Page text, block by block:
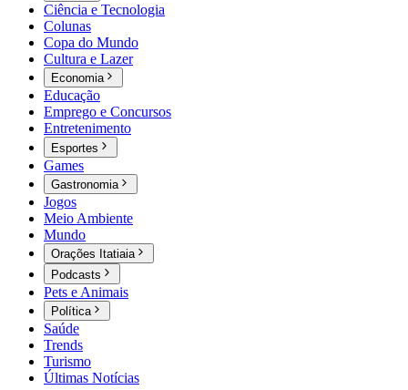
Ciência e Tecnologia
Colunas
Copa do Mundo
Cultura e Lazer
Economia
Educação
Emprego e Concursos
Entretenimento
Esportes
Games
Gastronomia
Jogos
Meio Ambiente
Mundo
Orações Itatiaia
Podcasts
Pets e Animais
Política
Saúde
Trends
Turismo
Últimas Notícias